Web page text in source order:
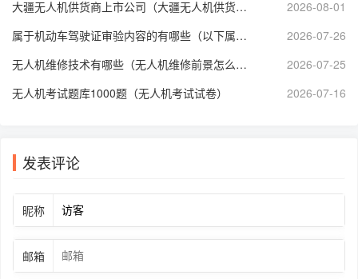
大疆无人机供货商上市公司（大疆无人机供货商上市公司有哪些）
2026-08-01
属于机动车驾驶证审验内容的有哪些（以下属于机动车驾驶证审验内容）
2026-07-26
无人机维修技术有哪些（无人机维修前景怎么样）
2026-07-25
无人机考试题库1000题（无人机考试试卷）
2026-07-16
发表评论
昵称
邮箱